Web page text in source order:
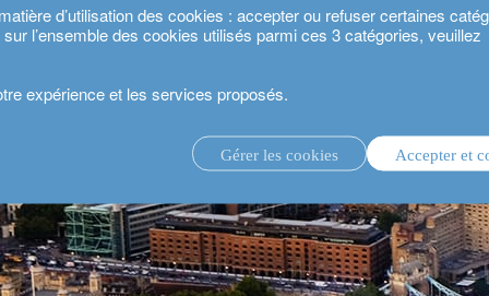
d’utilisation des cookies : accepter ou refuser certaines
l’ensemble des cookies utilisés parmi ces 3 catégories, veuillez
expérience et les services proposés.
Gérer les cookies Accepter et
service de conseil en investissement.